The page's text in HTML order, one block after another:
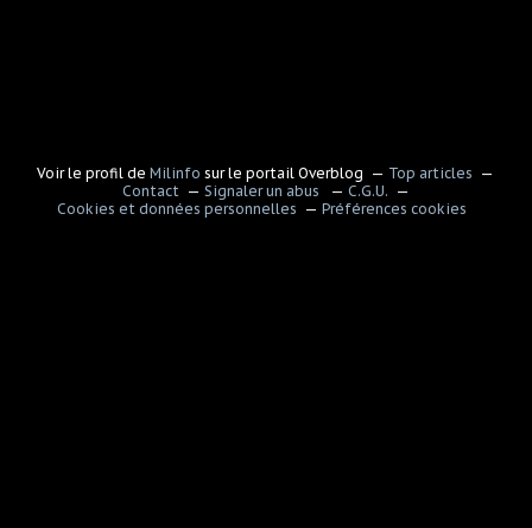
Voir le profil deMilinfo sur le portail Overblog
Top articles
Contact
Signaler un abus
C.G.U.
Cookies et données personnelles
Préférences cookies